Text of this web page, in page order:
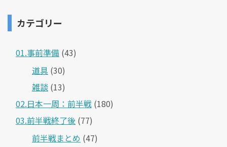
カテゴリー
01.事前準備 (43)
道具 (30)
雑談 (13)
02.日本一周：前半戦 (180)
03.前半戦終了後 (77)
前半戦まとめ (47)